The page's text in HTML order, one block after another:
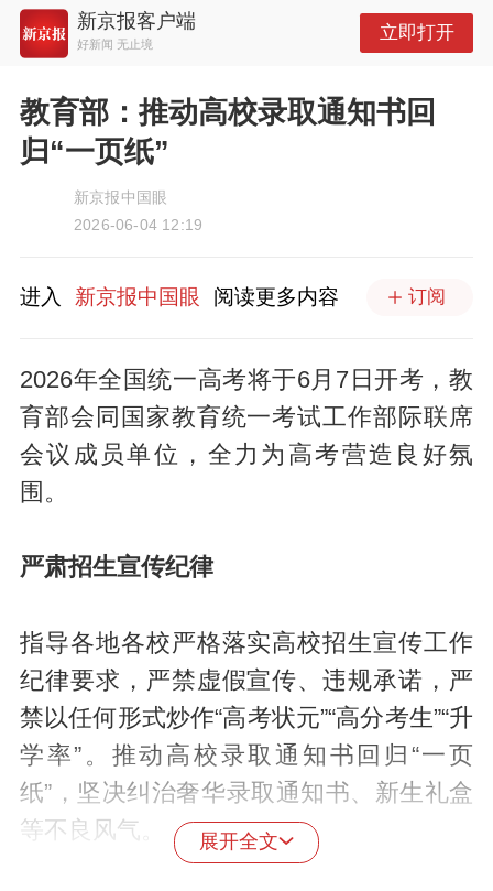
新京报客户端
好新闻 无止境
立即打开
教育部：推动高校录取通知书回
归“一页纸”
新京报中国眼
2026-06-04 12:19
进入 新京报中国眼 阅读更多内容 订阅
2026年全国统一高考将于6月7日开考，教
育部会同国家教育统一考试工作部际联席
会议成员单位，全力为高考营造良好氛
围。
严肃招生宣传纪律
指导各地各校严格落实高校招生宣传工作
纪律要求，严禁虚假宣传、违规承诺，严
禁以任何形式炒作“高考状元”“高分考生”“升
学率”。推动高校录取通知书回归“一页
纸”，坚决纠治奢华录取通知书、新生礼盒
等不良风气。
展开全文